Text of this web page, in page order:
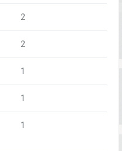
2
2
1
1
1